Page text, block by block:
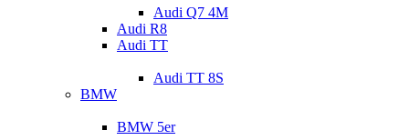
Audi Q7 4M
Audi R8
Audi TT
Audi TT 8S
BMW
BMW 5er